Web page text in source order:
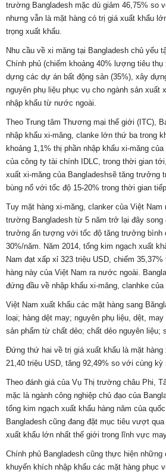
trường Bangladesh mặc dù giảm 46,75% so
nhưng vẫn là mặt hàng có trị giá xuất khẩu
trọng xuất khẩu.
Nhu cầu về xi măng tại Bangladesh chủ yếu
Chính phủ (chiếm khoảng 40% lượng tiêu
dựng các dự án bất động sản (35%), xây
nguyên phụ liệu phục vụ cho ngành sản xuất
nhập khẩu từ nước ngoài.
Theo Trung tâm Thương mại thế giới (ITC),
nhập khẩu xi-măng, clanke lớn thứ ba trong
khoảng 1,1% thị phần nhập khẩu xi-măng
của công ty tài chính IDLC, trong thời gian
xuất xi-măng của Bangladeshsẽ tăng trưởng
bùng nổ với tốc độ 15-20% trong thời gian
Tuy mặt hàng xi-măng, clanker của Việt
trường Bangladesh từ 5 năm trở lại đây
trưởng ấn tượng với tốc độ tăng trưởng bình
30%/năm. Năm 2014, tổng kim ngạch xuất
Nam đạt xấp xỉ 323 triệu USD, chiếm
hàng này của Việt Nam ra nước ngoài.
đứng đầu về nhập khẩu xi-măng, clanhke
Việt Nam xuất khẩu các mặt hàng sang
loại; hàng dệt may; nguyên phụ liệu, dệt,
sản phẩm từ chất dẻo; chất dẻo nguyên
Đứng thứ hai về trị giá xuất khẩu là mặt
21,40 triệu USD, tăng 92,49% so với cùng
Theo đánh giá của Vụ Thị trường châu Phi,
mặc là ngành công nghiệp chủ đạo của
tổng kim ngạch xuất khẩu hàng năm của
Bangladesh cũng đang đặt mục tiêu vượt
xuất khẩu lớn nhất thế giới trong lĩnh vực
Chính phủ Bangladesh cũng thực hiện
khuyến khích nhập khẩu các mặt hàng phục